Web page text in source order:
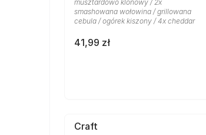
musztardowo klonowy / 2x
smashowana wołowina / grillowana
cebula / ogórek kiszony / 4x cheddar
41,99 zł
Craft